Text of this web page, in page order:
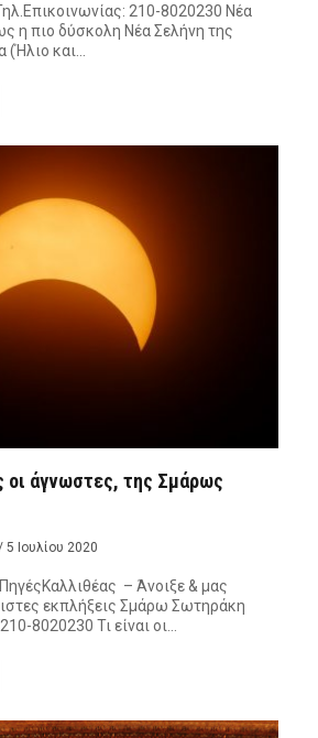
210-8020230 Νέα
η πιο δύσκολη Νέα Σελήνη της
και…
οι άγνωστες, της Σμάρως
/ 5 Ιουλίου 2020
– Άνοιξε & μας
εκπλήξεις Σμάρω Σωτηράκη
8020230 Τι είναι οι…